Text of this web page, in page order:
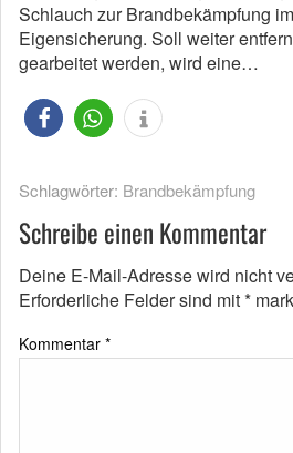
Schlauch zur Brandbekämpfung
Eigensicherung. Soll weiter
gearbeitet werden, wird eine…
Schlagwörter: Brandbekämpfung
Schreibe einen Kommentar
Deine E-Mail-Adresse wird nicht
Erforderliche Felder sind mit*
Kommentar *